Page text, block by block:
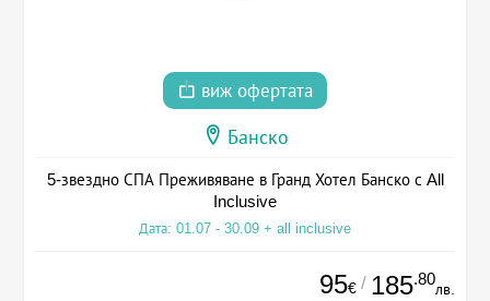
виж офертата
Банско
5-звездно СПА Преживяване в Гранд Хотел Банско с All
Inclusive
Дата: 01.07 - 30.09 + all inclusive
95€ / 185.80
лв.